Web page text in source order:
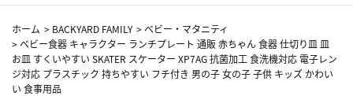
ホーム > BACKYARD FAMILY >ベビー・マタニティ
>ベビー食器 キャラクター ランチプレート 通販 赤ちゃん 食器 仕切り皿 皿
お皿 すくいやすい SKATER スケーター XP7AG 抗菌加工 食洗機対応 電子レン
ジ対応 プラスチック 持ちやすい フチ付き 男の子 女の子 子供 キッズ かわい
い 食事用品